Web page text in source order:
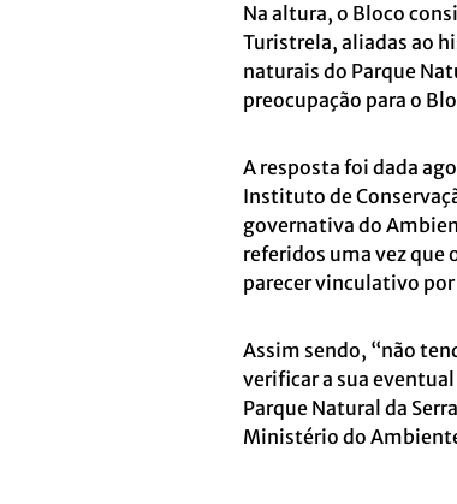
Na altura, o Bloco
Turistrela, aliadas ao
naturais do Parque
preocupação para o
A resposta foi dada
Instituto de
governativa do
referidos uma vez que
parecer vinculativo
Assim sendo, “não
verificar a sua
Parque Natural da
Ministério do